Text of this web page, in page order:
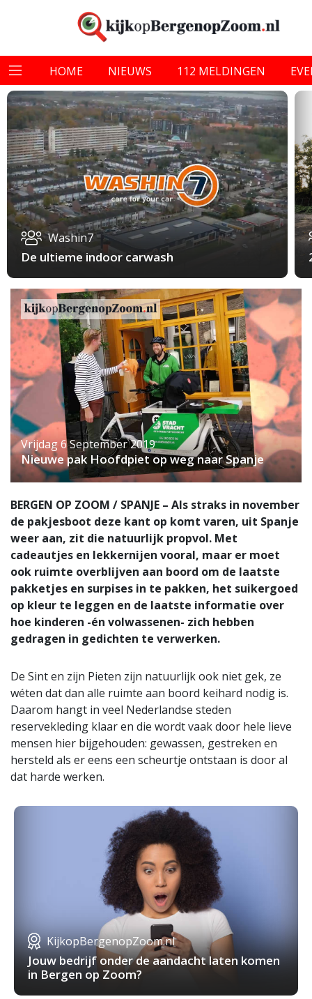
HOME NIEUWS 112 MELDINGEN
Washin7
De ultieme indoor carwash
Vrijdag 6 September 2019
Nieuwe pak Hoofdpiet op weg naar Spanje
BERGEN OP ZOOM / SPANJE – Als straks in november
de pakjesboot deze kant op komt varen, uit Spanje
weer aan, zit die natuurlijk propvol. Met
cadeautjes en lekkernijen vooral, maar er moet
ook ruimte overblijven aan boord om de laatste
pakketjes en surpises in te pakken, het suikergoed
op kleur te leggen en de laatste informatie over
hoe kinderen -én volwassenen- zich hebben
gedragen in gedichten te verwerken.
De Sint en zijn Pieten zijn natuurlijk ook niet gek, ze
wéten dat dan alle ruimte aan boord keihard nodig is.
Daarom hangt in veel Nederlandse steden
reservekleding klaar en die wordt vaak door hele lieve
mensen hier bijgehouden: gewassen, gestreken en
hersteld als er eens een scheurtje ontstaan is door al
dat harde werken.
KijkopBergenopZoom.nl
Jouw bedrijf onder de aandacht laten komen
in Bergen op Zoom?